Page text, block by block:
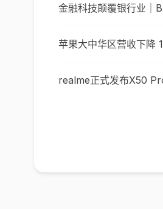
金融科技颠覆银行业｜
苹果大中华区营收下降
realme正式发布X50